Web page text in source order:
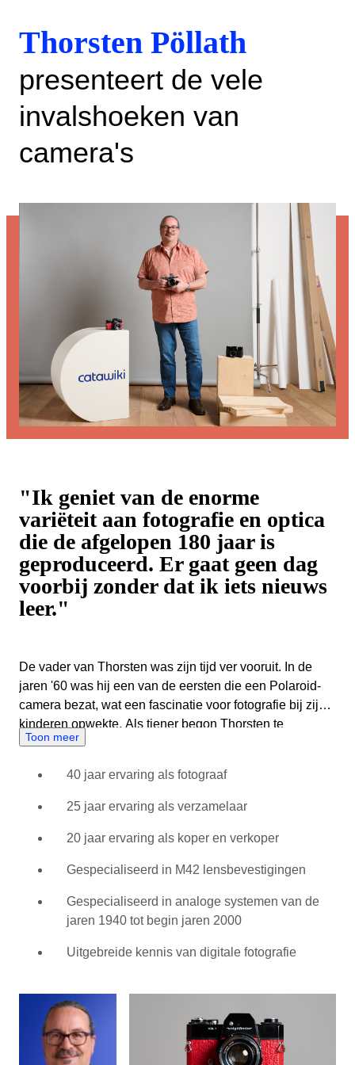
Thorsten Pöllath
presenteert de vele
invalshoeken van
camera's
"Ik geniet van de enorme
variëteit aan fotografie en optica
die de afgelopen 180 jaar is
geproduceerd. Er gaat geen dag
voorbij zonder dat ik iets nieuws
leer."
De vader van Thorsten was zijn tijd ver vooruit. In de
jaren '60 was hij een van de eersten die een Polaroid-
camera bezat, wat een fascinatie voor fotografie bij zijn
kinderen opwekte. Als tiener begon Thorsten te
experimenteren met zijn eigen Agfamatic, waarbij hij
Fujica ST 801: de eerste SLR-camera met LED-
technologie. In de vijftien daaropvolgende jaren verliet
door Europa maar liefst 200.000 km aan wegen vast.
jaar actief als verzamelaar. Hij koopt en verkoopt al twee
decennia lang cameramateriaal online en over de hele
wereld. Zijn grote passies liggen bij 35 mm film en zijn
lenzen, waarbij hij speciale aandacht heeft voor de
over camerageschiedenis en verzamelwerken. Met een
aanvullende professionele achtergrond in sales, bekijkt
Thorsten de commerciële kant van zijn werk door de
Toon meer
40 jaar ervaring als fotograaf
25 jaar ervaring als verzamelaar
20 jaar ervaring als koper en verkoper
Gespecialiseerd in M42 lensbevestigingen
Gespecialiseerd in analoge systemen van de
jaren 1940 tot begin jaren 2000
Uitgebreide kennis van digitale fotografie